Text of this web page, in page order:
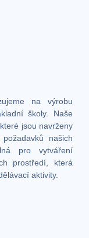
na výrobu
školy. Naše
jsou navrženy
našich
pro vytváření
prostředí, která
aktivity.